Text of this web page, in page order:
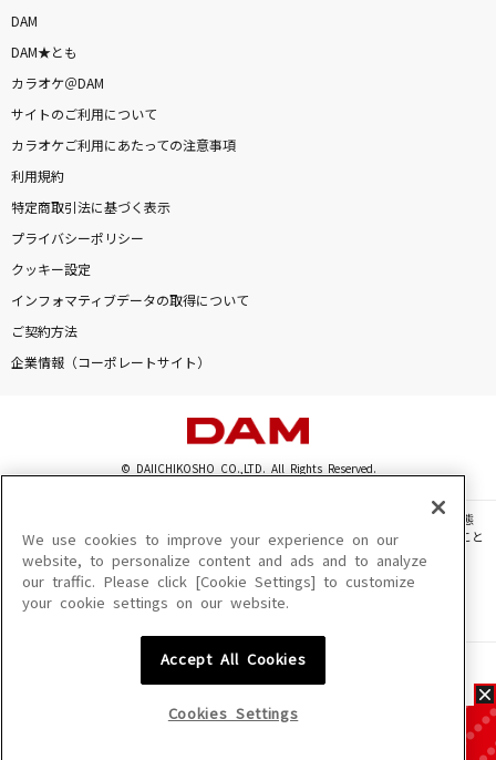
DAM
DAM★とも
カラオケ＠DAM
サイトのご利用について
カラオケご利用にあたっての注意事項
利用規約
特定商取引法に基づく表示
プライバシーポリシー
クッキー設定
インフォマティブデータの取得について
ご契約方法
企業情報（コーポレートサイト）
© DAIICHIKOSHO CO.,LTD. All Rights Reserved.
このサイトに掲載されている一切の文章・画像・写真・動画・音声等を、手段や形態
を問わず、著作権法の定める範囲を超えて無断で複製、転載、ファイル化などすること
を禁じます。
楽曲及びコンテンツは、機種によりご利用いただけない場合があります。
楽曲及びコンテンツの配信日、配信内容が変更になる場合があります。
We use cookies to improve your experience on our
website, to personalize content and ads and to analyze
our traffic. Please click [Cookie Settings] to customize
your cookie settings on our website.
Accept All Cookies
Cookies Settings